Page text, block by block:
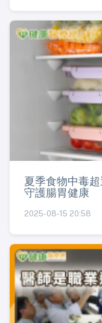
夏季食物中毒
守護腸胃健康
2025-08-15 20:58